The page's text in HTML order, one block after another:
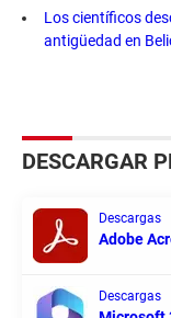
Los científicos
antigüedad en
DESCARGAR
Descargas
Adobe
Descargas